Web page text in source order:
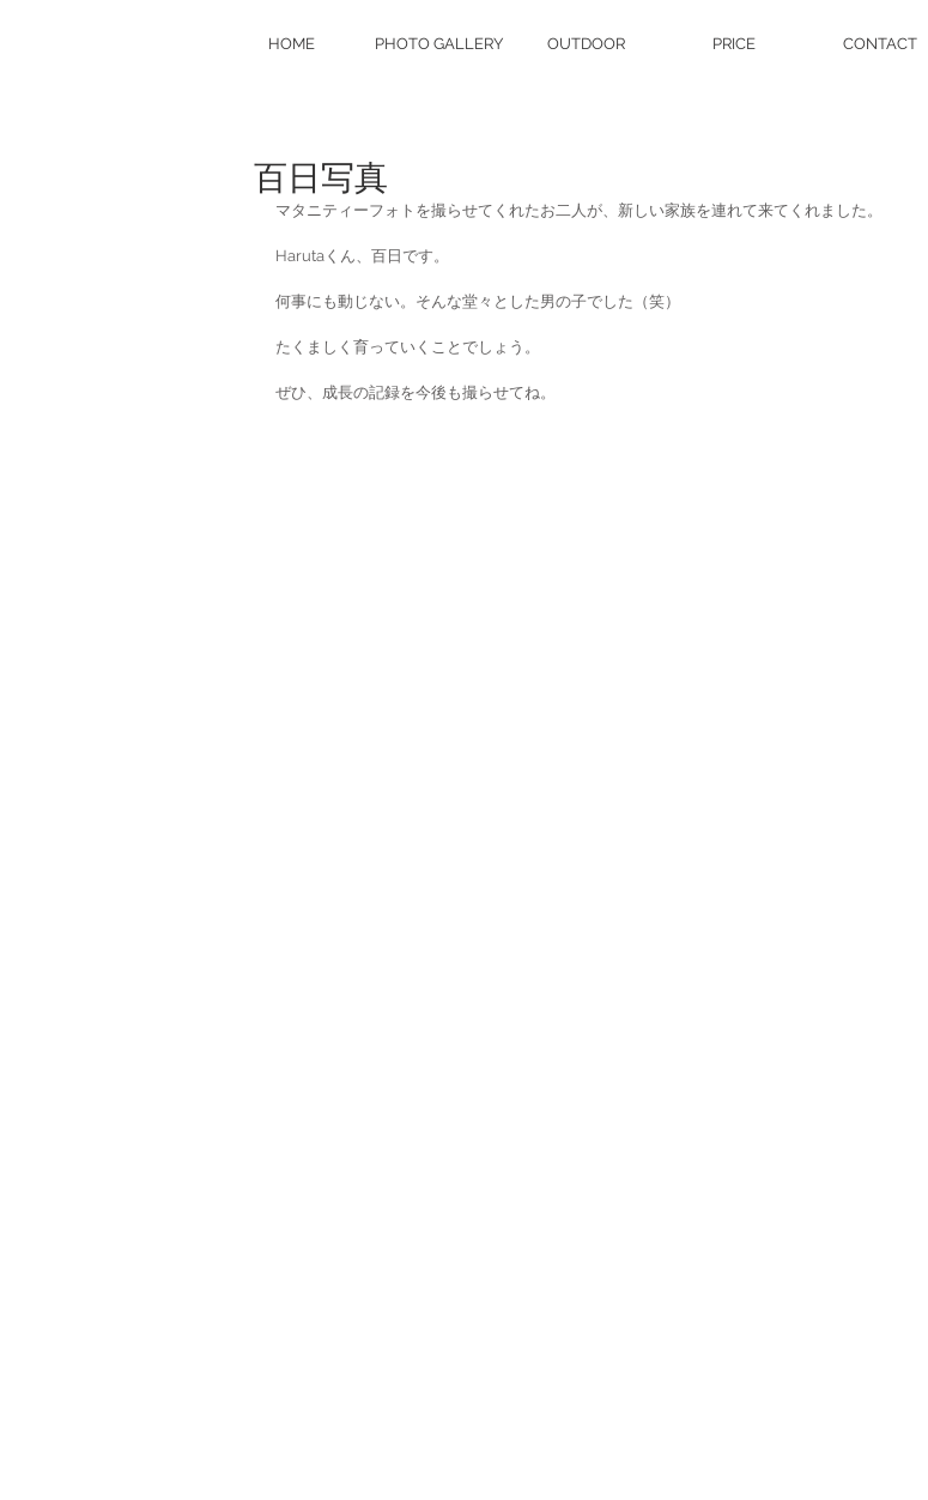
HOME PHOTO GALLERY OUTDOOR PRICE CONTACT
百日写真
マタニティーフォトを撮らせてくれたお二人が、新しい家族を連れて来てくれました。
Harutaくん、百日です。
何事にも動じない。そんな堂々とした男の子でした（笑）
たくましく育っていくことでしょう。
ぜひ、成長の記録を今後も撮らせてね。